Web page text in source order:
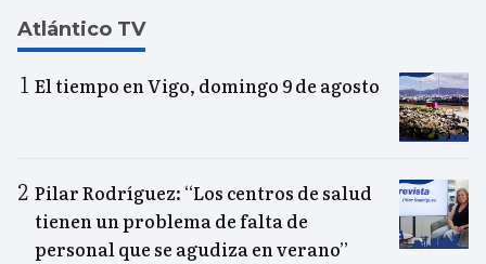
Atlántico TV
El tiempo en Vigo, domingo 9 de agosto
Pilar Rodríguez: “Los centros de salud
tienen un problema de falta de
personal que se agudiza en verano”